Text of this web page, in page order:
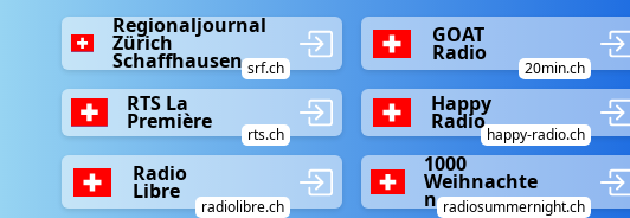
Regionaljournal
Zürich
Schaffhausen srf.ch
GOAT
Radio
20min.ch
RTS La
Première
rts.ch
Happy
Radio
happy-radio.ch
Radio
Libre
radiolibre.ch
1000
Weihnachte
n radiosummernight.ch